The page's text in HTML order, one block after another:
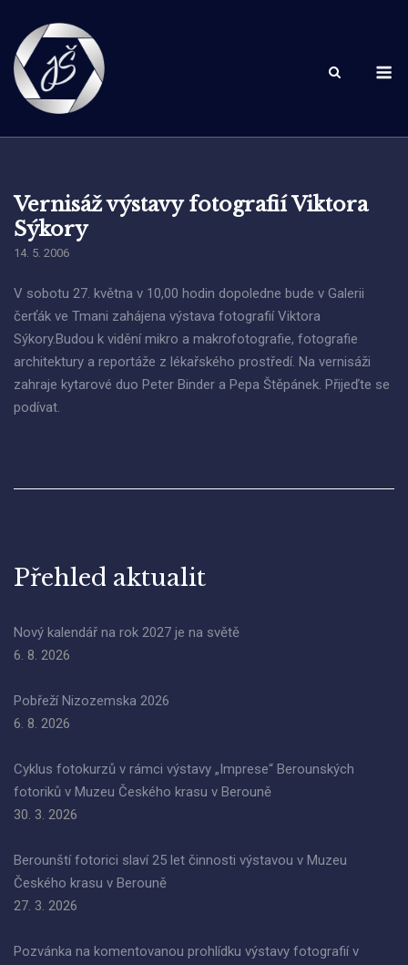
content
Vernisáž výstavy fotografií Viktora
Sýkory
14. 5. 2006
V sobotu 27. května v 10,00 hodin dopoledne bude v Galerii
čerťák ve Tmani zahájena výstava fotografií Viktora
Sýkory.Budou k vidění mikro a makrofotografie, fotografie
architektury a reportáže z lékařského prostředí. Na vernisáži
zahraje kytarové duo Peter Binder a Pepa Štěpánek. Přijeďte se
podívat.
Přehled aktualit
Nový kalendář na rok 2027 je na světě
6. 8. 2026
Pobřeží Nizozemska 2026
6. 8. 2026
Cyklus fotokurzů v rámci výstavy „Imprese“ Berounských
fotoriků v Muzeu Českého krasu v Berouně
30. 3. 2026
Berounští fotorici slaví 25 let činnosti výstavou v Muzeu
Českého krasu v Berouně
27. 3. 2026
Pozvánka na komentovanou prohlídku výstavy fotografií v